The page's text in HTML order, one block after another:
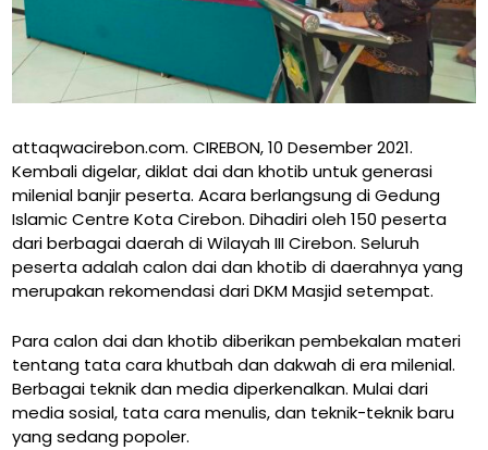
attaqwacirebon.com. CIREBON, 10 Desember 2021.
Kembali digelar, diklat dai dan khotib untuk generasi
milenial banjir peserta. Acara berlangsung di Gedung
Islamic Centre Kota Cirebon. Dihadiri oleh 150 peserta
dari berbagai daerah di Wilayah III Cirebon. Seluruh
peserta adalah calon dai dan khotib di daerahnya yang
merupakan rekomendasi dari DKM Masjid setempat.
Para calon dai dan khotib diberikan pembekalan materi
tentang tata cara khutbah dan dakwah di era milenial.
Berbagai teknik dan media diperkenalkan. Mulai dari
media sosial, tata cara menulis, dan teknik-teknik baru
yang sedang popoler.